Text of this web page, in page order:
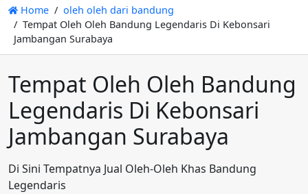
Home
oleh oleh dari bandung
Tempat Oleh Oleh Bandung Legendaris Di Kebonsari
Jambangan Surabaya
Tempat Oleh Oleh Bandung
Legendaris Di Kebonsari
Jambangan Surabaya
Di Sini Tempatnya Jual Oleh-Oleh Khas Bandung
Legendaris